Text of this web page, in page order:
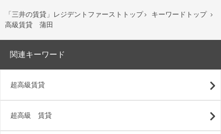
「三井の賃貸」レジデントファーストトップ  キーワードトップ 
高級賃貸 蒲田
関連キーワード
超高級賃貸
超高級 賃貸